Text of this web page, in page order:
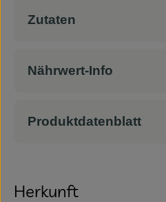
Zutaten
Nährwert-Info
Produktdatenblatt
Herkunft